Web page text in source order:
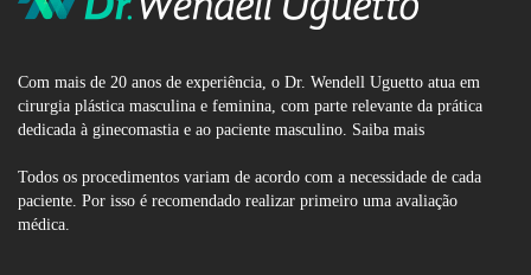
Com mais de 20 anos de experiência, o Dr. Wendell Uguetto atua em
cirurgia plástica masculina e feminina, com parte relevante da prática
dedicada à ginecomastia e ao paciente masculino. Saiba mais
Todos os procedimentos variam de acordo com a necessidade de cada
paciente. Por isso é recomendado realizar primeiro uma avaliação
médica.